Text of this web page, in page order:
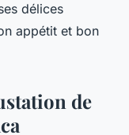
délices
appétit et bon
de